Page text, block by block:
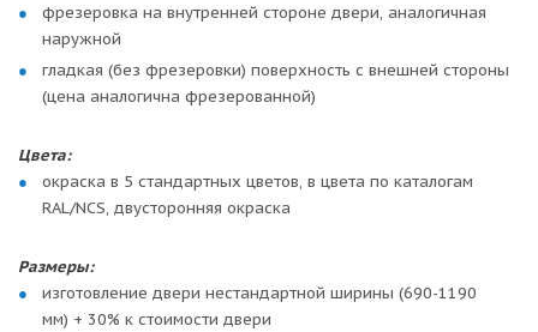
фрезеровка на внутренней стороне двери, аналогичная
наружной
гладкая (без фрезеровки) поверхность с внешней стороны
(цена аналогична фрезерованной)
Цвета:
окраска в 5 стандартных цветов, в цвета по каталогам
RAL/NCS, двусторонняя окраска
Размеры:
изготовление двери нестандартной ширины (690-1190
мм) + 30% к стоимости двери